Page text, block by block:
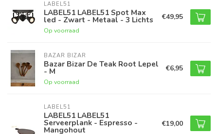
LABEL51
LABEL51 LABEL51 Spot Max
led - Zwart - Metaal - 3 Lichts
Op voorraad
€49,95
BAZAR BIZAR
Bazar Bizar De Teak Root Lepel
- M
Op voorraad
€6,95
LABEL51
LABEL51 LABEL51
Serveerplank - Espresso -
Mangohout
€19,00